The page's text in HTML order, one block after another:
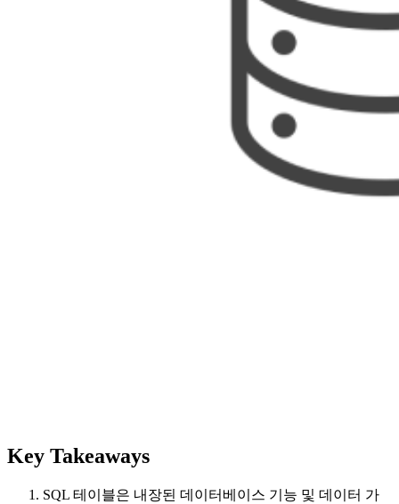
Key Takeaways
SQL 테이블은 내장된 데이터베이스 기능 및 데이터 가